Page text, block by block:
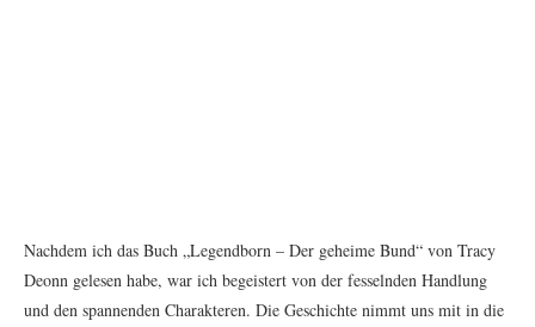
Nachdem ich das Buch „Legendborn – Der geheime Bund“ von Tracy
Deonn gelesen habe, war ich begeistert von der fesselnden Handlung
und den spannenden Charakteren. Die Geschichte nimmt uns mit in die